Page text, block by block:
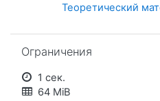
Теоретический
Ограничения
1 сек.
64 MiB